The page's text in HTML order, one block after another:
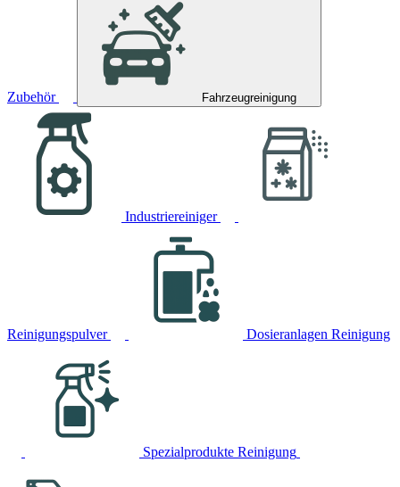
Zubehör Fahrzeugreinigung
Industriereiniger
Reinigungspulver Dosieranlagen Reinigung
Spezialprodukte Reinigung